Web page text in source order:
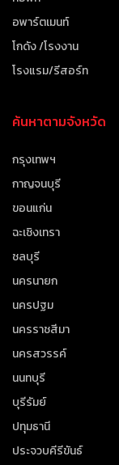
อพาร์ตเมนท์
โกดัง /โรงงาน
โรงแรม/รีสอร์ท
ค้นหาตามจังหวัด
กรุงเทพฯ
กาญจนบุรี
ขอนแก่น
ฉะเชิงเทรา
ชลบุรี
นครนายก
นครปฐม
นครราชสีมา
นครสวรรค์
นนทบุรี
บุรีรัมย์
ปทุมธานี
ประจวบคีรีขันธ์